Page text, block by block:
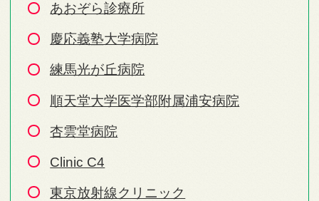
あおぞら診療所
慶応義塾大学病院
練馬光が丘病院
順天堂大学医学部附属浦安病院
杏雲堂病院
Clinic C4
東京放射線クリニック